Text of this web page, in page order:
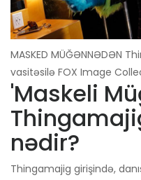
MASKED MÜĞƏNNƏDƏN
vasitəsilə FOX Image
'Maskeli
nədir?
Thingamajig girişində,